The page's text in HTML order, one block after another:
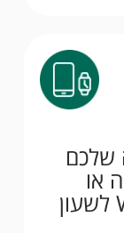
שלכם
או
באמצעות הורדת Widget לשעון